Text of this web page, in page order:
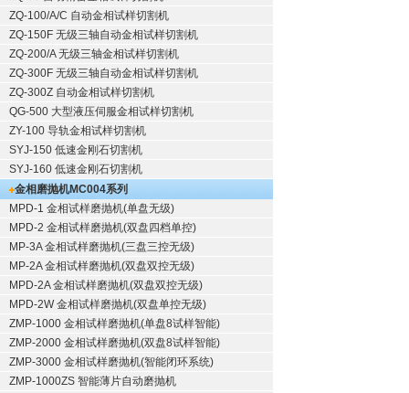
ZQ-100/A/C 自动金相试样切割机
ZQ-150F 无级三轴自动金相试样切割机
ZQ-200/A 无级三轴金相试样切割机
ZQ-300F 无级三轴自动金相试样切割机
ZQ-300Z 自动金相试样切割机
QG-500 大型液压伺服金相试样切割机
ZY-100 导轨金相试样切割机
SYJ-150 低速金刚石切割机
SYJ-160 低速金刚石切割机
金相磨抛机MC004系列
MPD-1 金相试样磨抛机(单盘无级)
MPD-2 金相试样磨抛机(双盘四档单控)
MP-3A 金相试样磨抛机(三盘三控无级)
MP-2A 金相试样磨抛机(双盘双控无级)
MPD-2A 金相试样磨抛机(双盘双控无级)
MPD-2W 金相试样磨抛机(双盘单控无级)
ZMP-1000 金相试样磨抛机(单盘8试样智能)
ZMP-2000 金相试样磨抛机(双盘8试样智能)
ZMP-3000 金相试样磨抛机(智能闭环系统)
ZMP-1000ZS 智能薄片自动磨抛机